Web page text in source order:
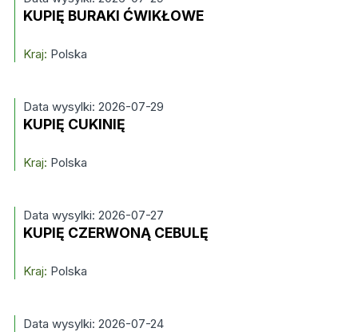
KUPIĘ BURAKI ĆWIKŁOWE
Kraj: Polska
Data wysylki: 2026-07-29
KUPIĘ CUKINIĘ
Kraj: Polska
Data wysylki: 2026-07-27
KUPIĘ CZERWONĄ CEBULĘ
Kraj: Polska
Data wysylki: 2026-07-24